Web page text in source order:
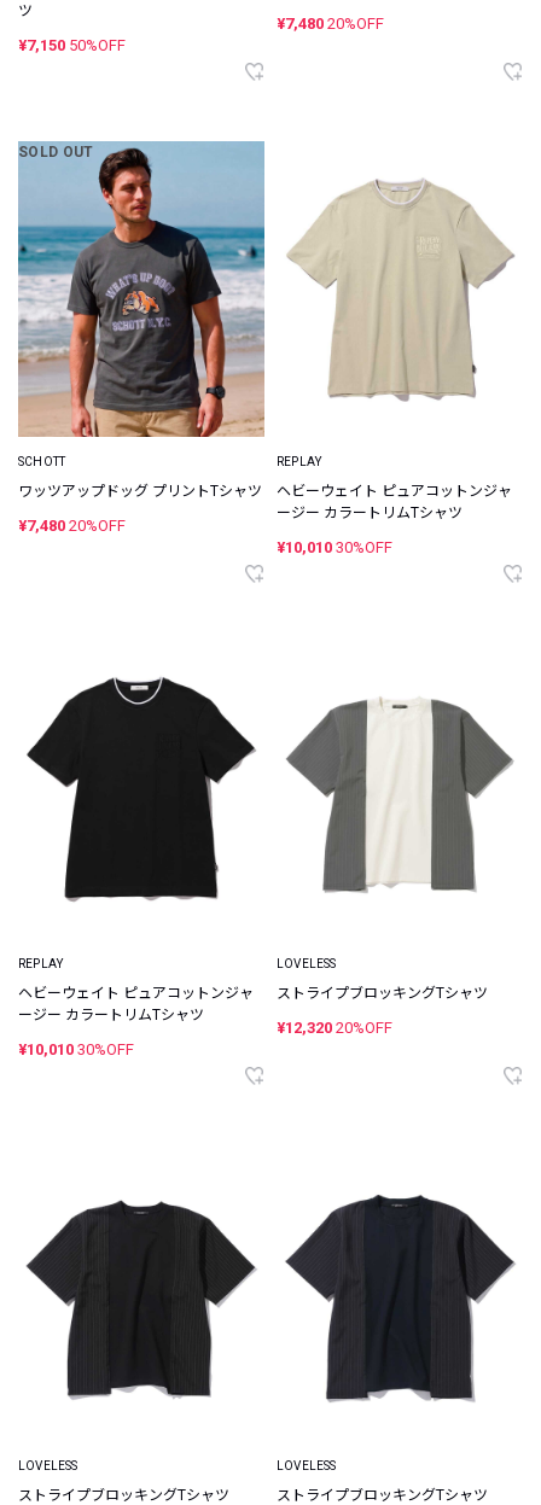
ツ
¥7,150 50%OFF
¥7,480 20%OFF
SOLD OUT
SCHOTT
ワッツアップドッグ プリントTシャツ
¥7,480 20%OFF
REPLAY
ヘビーウェイト ピュアコットンジャ
ージー カラートリムTシャツ
¥10,010 30%OFF
REPLAY
ヘビーウェイト ピュアコットンジャ
ージー カラートリムTシャツ
¥10,010 30%OFF
LOVELESS
ストライプブロッキングTシャツ
¥12,320 20%OFF
LOVELESS
ストライプブロッキングTシャツ
LOVELESS
ストライプブロッキングTシャツ